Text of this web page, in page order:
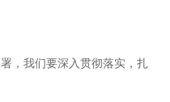
，我们要深入贯彻落实，扎